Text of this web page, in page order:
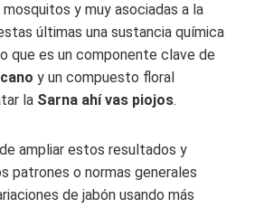
y muy asociadas a la
últimas una sustancia química
que es un componente clave de
y un compuesto floral
la Sarna ahí vas piojos.
ampliar estos resultados y
patrones o normas generales
de jabón usando más